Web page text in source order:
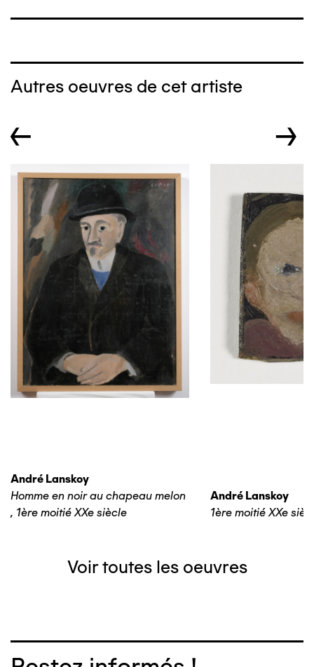
Autres oeuvres de cet artiste
← →
André Lanskoy
Homme en noir au chapeau melon
, 1ère moitié XXe siècle
André Lanskoy
1ère moitié XXe
Voir toutes les oeuvres